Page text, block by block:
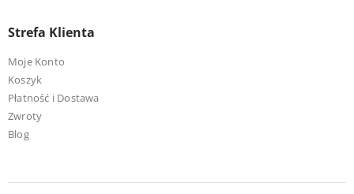
Strefa Klienta
Moje Konto
Koszyk
Płatność i Dostawa
Zwroty
Blog